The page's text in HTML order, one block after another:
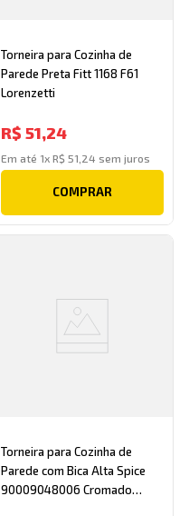
Torneira para Cozinha de
Parede Preta Fitt 1168 F61
Lorenzetti
R$ 51,24
Em até 1x R$ 51 24 sem juros
COMPRAR
Torneira para Cozinha de
Parede com Bica Alta Spice
90009048006 Cromado